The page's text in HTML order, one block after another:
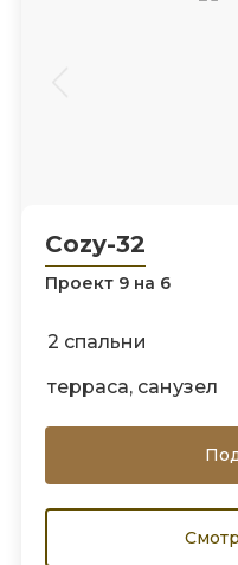
Cozy-32
Проект 9 на 6
2 спальни
терраса, санузел